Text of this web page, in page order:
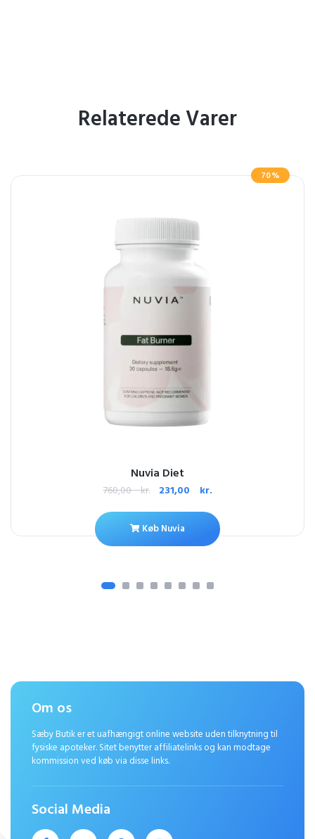
Relaterede Varer
70%
Nuvia Diet
760,00kr. 231,00 kr.
Køb Nuvia
Om os
Sæby Butik er et uafhængigt online website uden tilknytning til
fysiske apoteker. Sitet benytter affiliatelinks og kan modtage
kommission ved køb via disse links.
Social Media